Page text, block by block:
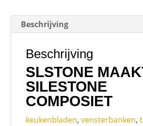
Beschrijving
Beschrijving
SLSTONE
SILESTONE
COMPOSIET
keukenbladen,vensterbanken,